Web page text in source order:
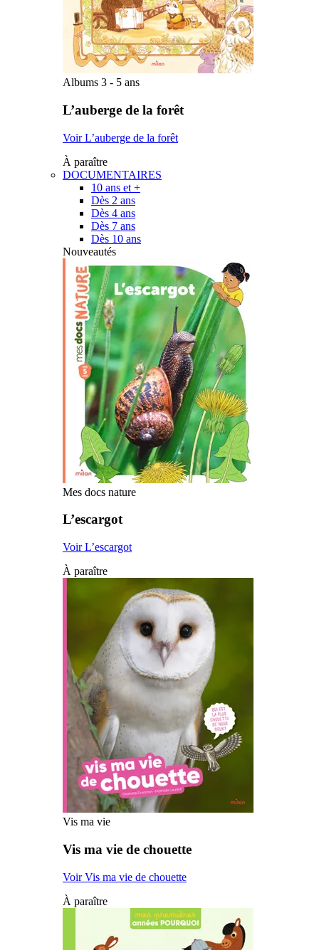
Albums 3 - 5 ans
L’auberge de la forêt
Voir L’auberge de la forêt
À paraître
DOCUMENTAIRES
10 ans et +
Dès 2 ans
Dès 4 ans
Dès 7 ans
Dès 10 ans
Nouveautés
Mes docs nature
L’escargot
Voir L’escargot
À paraître
Vis ma vie
Vis ma vie de chouette
Voir Vis ma vie de chouette
À paraître